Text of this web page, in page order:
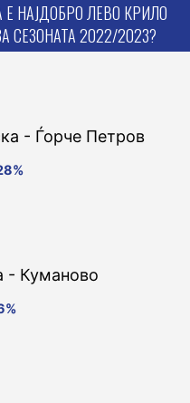
НАЈДОБРО ЛЕВО КРИЛО
СЕЗОНАТА 2022/2023?
- Ѓорче Петров
- Куманово